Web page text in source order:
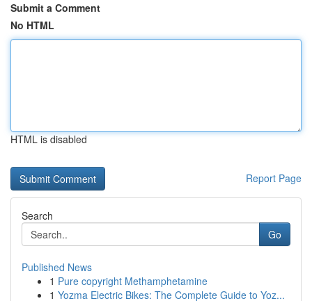
Submit a Comment
No HTML
HTML is disabled
Report Page
Search
Go
Published News
1 Pure copyright Methamphetamine
1 Yozma Electric Bikes: The Complete Guide to Yoz...